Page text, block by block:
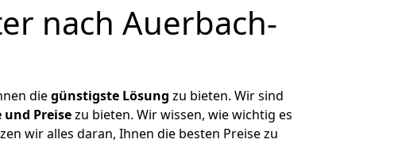
nach Auerbach-
diegünstigste Lösung zu bieten. Wir sind
Preisezu bieten. Wir wissen, wie wichtig es
wir alles daran, Ihnen die besten Preise zu